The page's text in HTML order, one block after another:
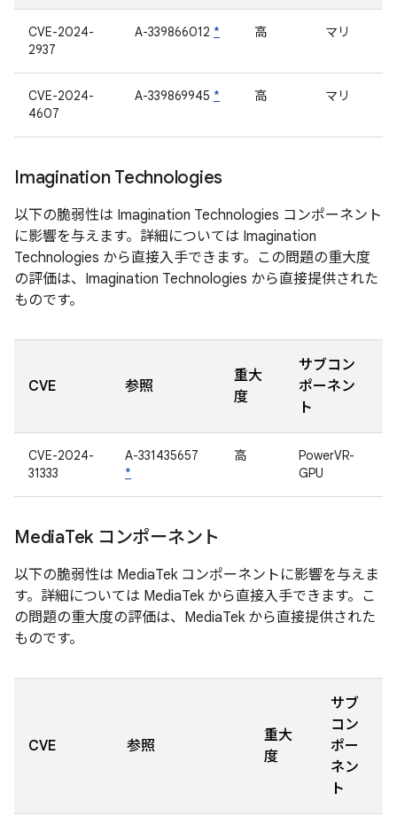
CVE-2024-
2937
A-339866012 * 高 マリ
CVE-2024-
4607
A-339869945 * 高 マリ
Imagination Technologies
以下の脆弱性は Imagination Technologies コンポーネント
に影響を与えます。詳細については Imagination
Technologies から直接入手できます。この問題の重大度
の評価は、Imagination Technologies から直接提供された
ものです。
CVE 参照
重大
度
サブコン
ポーネン
ト
CVE-2024-
31333
A-331435657
*
高
PowerVR-
GPU
MediaTek コンポーネント
以下の脆弱性は MediaTek コンポーネントに影響を与えま
す。詳細については MediaTek から直接入手できます。こ
の問題の重大度の評価は、MediaTek から直接提供された
ものです。
CVE 参照
重大
度
サブ
コン
ポー
ネン
ト